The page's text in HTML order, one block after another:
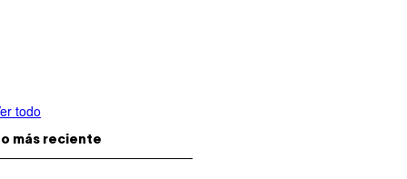
todo
más reciente